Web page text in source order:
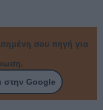
σου πηγή για
στην Google